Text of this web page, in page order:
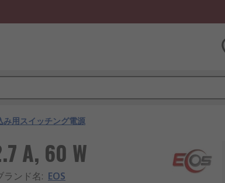
み用スイッチング電源
A, 60 W
ランド名: EOS